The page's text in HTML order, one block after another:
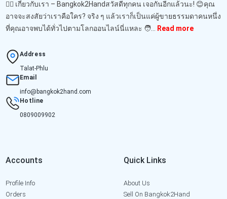
🙋‍♂️ เกี่ยวกับเรา – Bangkok2Handสวัสดีทุกคน เจอกันอีกแล้วนะ! 😊คุณ
อาจจะสงสัยว่าเราคือใคร? จริง ๆ แล้วเราก็เป็นแค่ผู้ขายธรรมดาคนหนึ่ง
ที่คุณอาจพบได้ทั่วไปตามโลกออนไลน์นี่แหละ 🧑‍... Read more
Address
Talat-Phlu
Email
info@bangkok2hand.com
Hotline
0809009902
Accounts
Profile Info
Orders
Quick Links
About Us
Sell On Bangkok2Hand